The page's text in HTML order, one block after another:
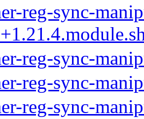
reg-sync-
reg-sync-
reg-sync-
reg-sync-